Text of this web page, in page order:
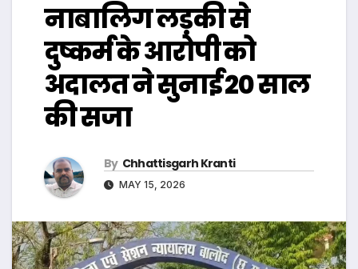
नाबालिग लड़की से
दुष्‍कर्म के आरोपी को
अदालत ने सुनाई 20 साल
की सजा
By Chhattisgarh Kranti
MAY 15, 2026